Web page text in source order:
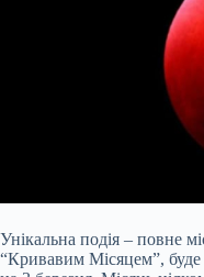
Унікальна подія – повне
“Кривавим Місяцем”, буде